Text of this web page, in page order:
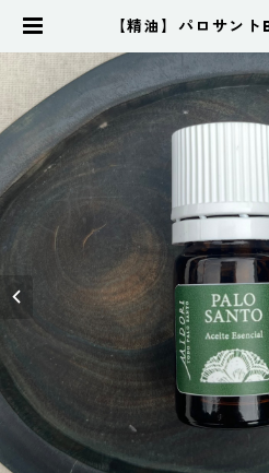
【精油】パロサン